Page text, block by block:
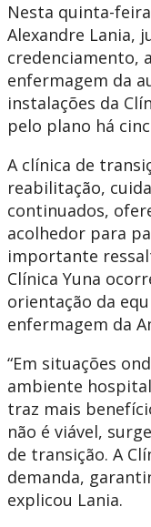
Nesta quinta-
Alexandre Lania,
credenciamento,
enfermagem da
instalações da
pelo plano há
A clínica de
reabilitação,
continuados,
acolhedor para
importante
Clínica Yuna
orientação da
enfermagem da
“Em situações
ambiente
traz mais
não é viável,
de transição. A
demanda,
explicou Lania.